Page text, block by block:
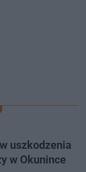
uszkodzenia
w Okunince